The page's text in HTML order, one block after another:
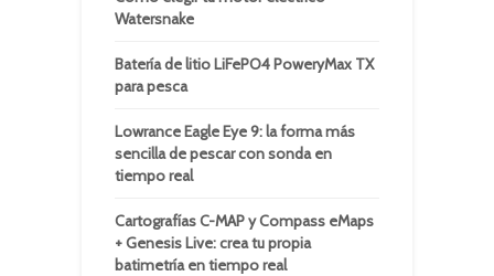
Watersnake
Batería de litio LiFePO4 PoweryMax TX
para pesca
Lowrance Eagle Eye 9: la forma más
sencilla de pescar con sonda en
tiempo real
Cartografías C-MAP y Compass eMaps
+ Genesis Live: crea tu propia
batimetría en tiempo real